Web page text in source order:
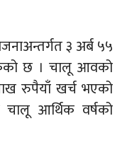
३ अर्ब ५५
छ । चालू आवको
रुपैयाँ खर्च भएको
चालू आर्थिक वर्षको